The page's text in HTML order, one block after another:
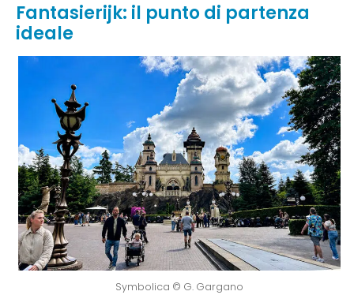
Fantasierijk: il punto di partenza
ideale
Symbolica © G. Gargano